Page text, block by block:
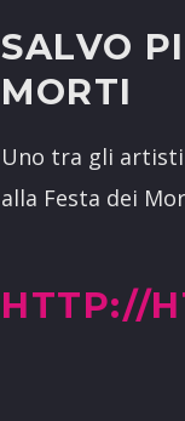
SALVO
MORTI
Uno tra gli
alla Festa dei
HTTP://